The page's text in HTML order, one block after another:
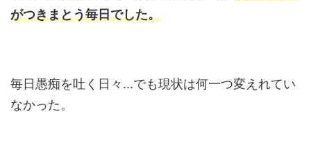
がつきまとう毎日でした。
毎日愚痴を吐く日々...でも現状は何一つ変えれてい
なかった。